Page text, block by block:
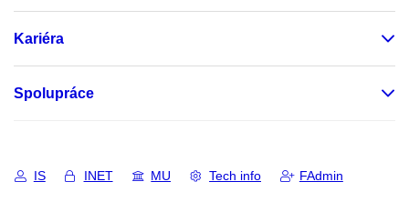
Kariéra
Spolupráce
IS INET MU Tech info FAdmin